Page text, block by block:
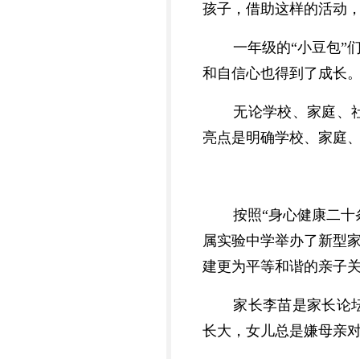
孩子，借助这样的活动
一年级的“小豆包”
和自信心也得到了成长
无论学校、家庭、
亮点是明确学校、家庭
按照“身心健康二
属实验中学举办了新型
建更为平等和谐的亲子
家长李苗是家长论
长大，女儿总是嫌母亲